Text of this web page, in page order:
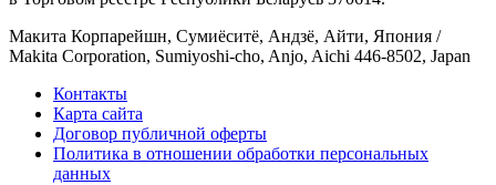
Макита Корпарейшн, Сумиёситё, Андзё, Айти, Япония /
Makita Corporation, Sumiyoshi-cho, Anjo, Aichi 446-8502, Japan
Контакты
Карта сайта
Договор публичной оферты
Политика в отношении обработки персональных
данных